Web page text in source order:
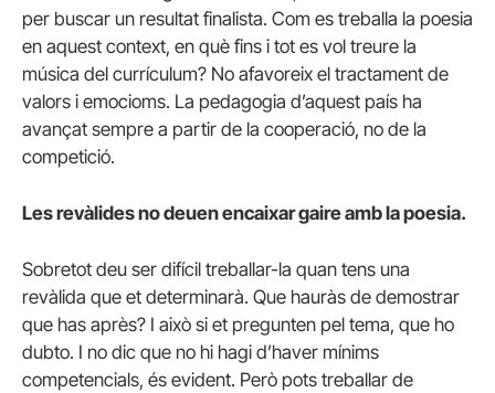
per buscar un resultat finalista. Com es treballa la poesia
en aquest context, en què fins i tot es vol treure la
música del currículum? No afavoreix el tractament de
valors i emocioms. La pedagogia d’aquest país ha
avançat sempre a partir de la cooperació, no de la
competició.
Les revàlides no deuen encaixar gaire amb la poesia.
Sobretot deu ser difícil treballar-la quan tens una
revàlida que et determinarà. Que hauràs de demostrar
que has après? I això si et pregunten pel tema, que ho
dubto. I no dic que no hi hagi d’haver mínims
competencials, és evident. Però pots treballar de